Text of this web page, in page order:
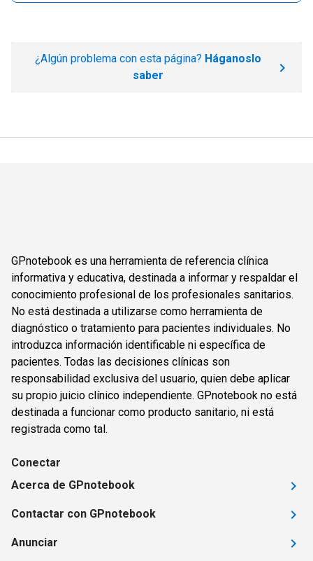
¿Algún problema con esta página? Háganoslo
saber
GPnotebook es una herramienta de referencia clínica
informativa y educativa, destinada a informar y respaldar el
conocimiento profesional de los profesionales sanitarios.
No está destinada a utilizarse como herramienta de
diagnóstico o tratamiento para pacientes individuales. No
introduzca información identificable ni específica de
pacientes. Todas las decisiones clínicas son
responsabilidad exclusiva del usuario, quien debe aplicar
su propio juicio clínico independiente. GPnotebook no está
destinada a funcionar como producto sanitario, ni está
registrada como tal.
Conectar
Acerca de GPnotebook
Contactar con GPnotebook
Anunciar